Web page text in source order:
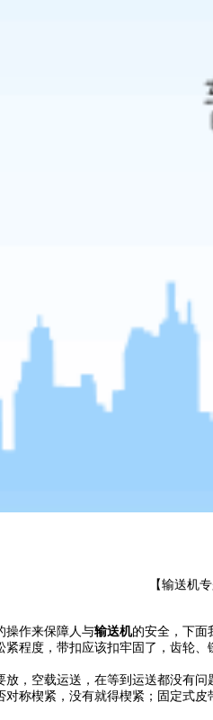
【输送机
操作来保障人与输送机的安全，下面
程度，带扣应该扣牢固了，齿轮
，空载运送，在等到运送都没有
称楔紧，没有就得楔紧；固定式